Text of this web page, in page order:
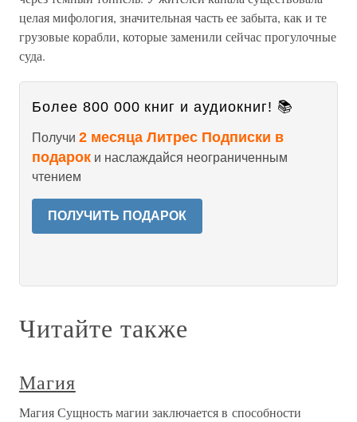
целая мифология, значительная часть ее забыта, как и те
грузовые корабли, которые заменили сейчас прогулочные
суда.
Более 800 000 книг и аудиокниг! 📚
Получи 2 месяца Литрес Подписки в
подарок и наслаждайся неограниченным
чтением
ПОЛУЧИТЬ ПОДАРОК
Читайте также
Магия
Магия Сущность магии заключается в способности